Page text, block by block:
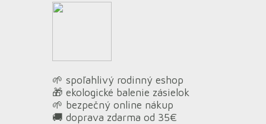
🌱 spoľahlivý rodinný eshop
🎁 ekologické balenie zásielok
🌱 bezpečný online nákup
🚚 doprava zdarma od 35€